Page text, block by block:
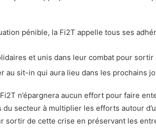
pénible, la Fi2T appelle tous ses
et unis dans leur combat pour
au sit-in qui aura lieu dans les prochains
n’épargnera aucun effort pour faire
du secteur à multiplier les efforts autour
sortir de cette crise en préservant les